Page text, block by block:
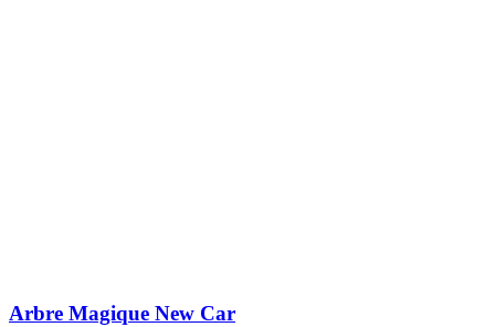
Arbre Magique New Car